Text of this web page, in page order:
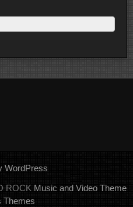
WordPress
ROCK Music and Video Theme
Themes